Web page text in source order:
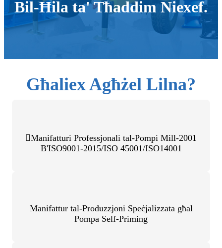
Bil-Ħila ta' Tħaddim Niexef.
Għaliex Agħżel Lilna?
Manifatturi Professjonali tal-Pompi Mill-2001
B'ISO9001-2015/ISO 45001/ISO14001
Manifattur tal-Produzzjoni Speċjalizzata għal
Pompa Self-Priming